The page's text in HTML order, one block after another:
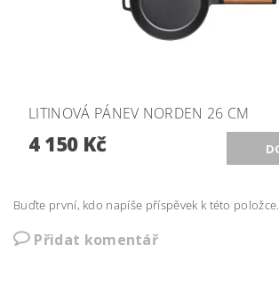
LITINOVÁ PÁNEV NORDEN 26 CM
4 150 Kč
Buďte první, kdo napíše příspěvek k této položce.
Přidat komentář